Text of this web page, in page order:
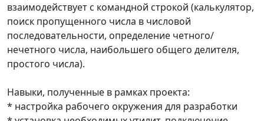
взаимодействует с командной строкой (калькулятор,
поиск пропущенного числа в числовой
последовательности, определение четного/
нечетного числа, наибольшего общего делителя,
простого числа).
Навыки, полученные в рамках проекта:
* настройка рабочего окружения для разработки